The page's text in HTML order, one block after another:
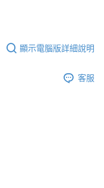
顯示電腦版詳細說明
客服